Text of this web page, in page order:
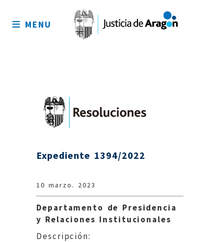
sitio
MENU
Expediente 1394/2022
10 marzo. 2023
Departamento de Presidencia
y Relaciones Institucionales
Descripción: